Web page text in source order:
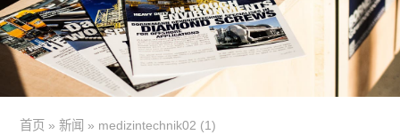
首页 »新闻 » medizintechnik02 (1)